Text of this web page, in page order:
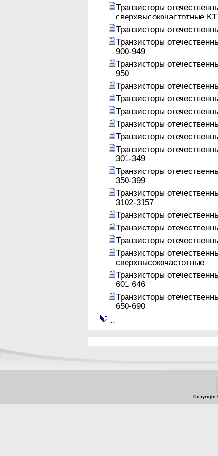
Транзисторы
сверхвысокочастотные
Транзисторы
Транзисторы
900-949
Транзисторы
950
Транзисторы
Транзисторы
Транзисторы
Транзисторы
Транзисторы
Транзисторы
301-349
Транзисторы
350-399
Транзисторы
3102-3157
Транзисторы
Транзисторы
Транзисторы
Транзисторы
сверхвысокочастотные
Транзисторы
601-646
Транзисторы
650-690
Copyright